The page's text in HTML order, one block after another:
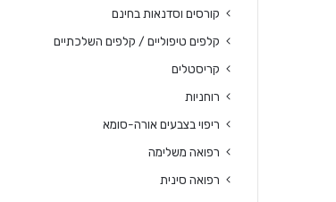
קורסים וסדנאות בחינם
קלפים טיפוליים / קלפים השלכתיים
קריסטלים
רוחניות
ריפוי בצבעים אורה-סומא
רפואה משלימה
רפואה סינית